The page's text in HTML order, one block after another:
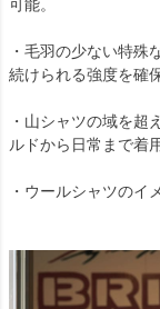
可能。
・毛羽の少ない特殊
続けられる強度を確保
・山シャツの域を超
ルドから日常まで着
・ウールシャツのイ